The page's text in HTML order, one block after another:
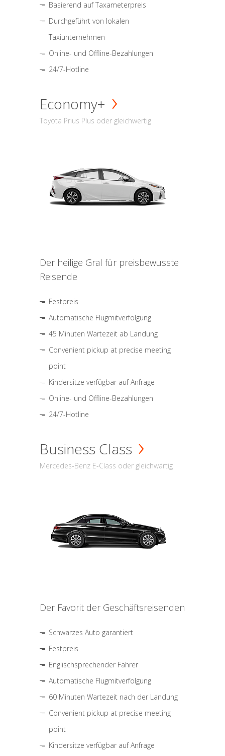
Basierend auf Taxameterpreis
Durchgeführt von lokalen
Taxiunternehmen
Online- und Offline-Bezahlungen
24/7-Hotline
Economy+
Toyota Prius Plus oder gleichwertig
Der heilige Gral für preisbewusste
Reisende
Festpreis
Automatische Flugmitverfolgung
45 Minuten Wartezeit ab Landung
Convenient pickup at precise meeting
point
Kindersitze verfügbar auf Anfrage
Online- und Offline-Bezahlungen
24/7-Hotline
Business Class
Mercedes-Benz E-Class oder gleichwärtig
Der Favorit der Geschäftsreisenden
Schwarzes Auto garantiert
Festpreis
Englischsprechender Fahrer
Automatische Flugmitverfolgung
60 Minuten Wartezeit nach der Landung
Convenient pickup at precise meeting
point
Kindersitze verfügbar auf Anfrage